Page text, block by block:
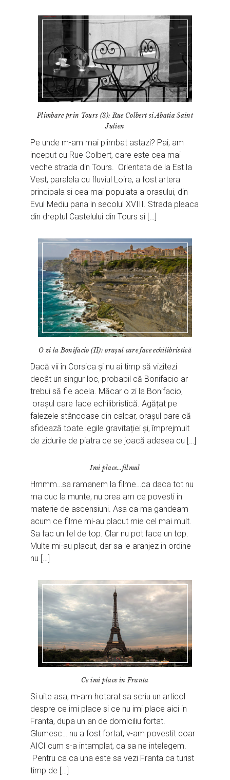
Plimbare prin Tours (3): Rue Colbert si Abatia Saint
Julien
Pe unde m-am mai plimbat astazi? Pai, am
inceput cu Rue Colbert, care este cea mai
veche strada din Tours. Orientata de la Est la
Vest, paralela cu fluviul Loire, a fost artera
principala si cea mai populata a orasului, din
Evul Mediu pana in secolul XVIII. Strada pleaca
din dreptul Castelului din Tours si […]
O zi la Bonifacio (II): orașul care face echilibristică
Dacă vii în Corsica și nu ai timp să vizitezi
decât un singur loc, probabil că Bonifacio ar
trebui să fie acela. Măcar o zi la Bonifacio,
orașul care face echilibristică. Agățat pe
falezele stâncoase din calcar, orașul pare că
sfidează toate legile gravitației și, împrejmuit
de zidurile de piatra ce se joacă adesea cu […]
Imi place…filmul
Hmmm…sa ramanem la filme…ca daca tot nu
ma duc la munte, nu prea am ce povesti in
materie de ascensiuni. Asa ca ma gandeam
acum ce filme mi-au placut mie cel mai mult.
Sa fac un fel de top. Clar nu pot face un top.
Multe mi-au placut, dar sa le aranjez in ordine
nu […]
Ce imi place in Franta
Si uite asa, m-am hotarat sa scriu un articol
despre ce imi place si ce nu imi place aici in
Franta, dupa un an de domiciliu fortat.
Glumesc… nu a fost fortat, v-am povestit doar
AICI cum s-a intamplat, ca sa ne intelegem.
Pentru ca ca una este sa vezi Franta ca turist
timp de […]